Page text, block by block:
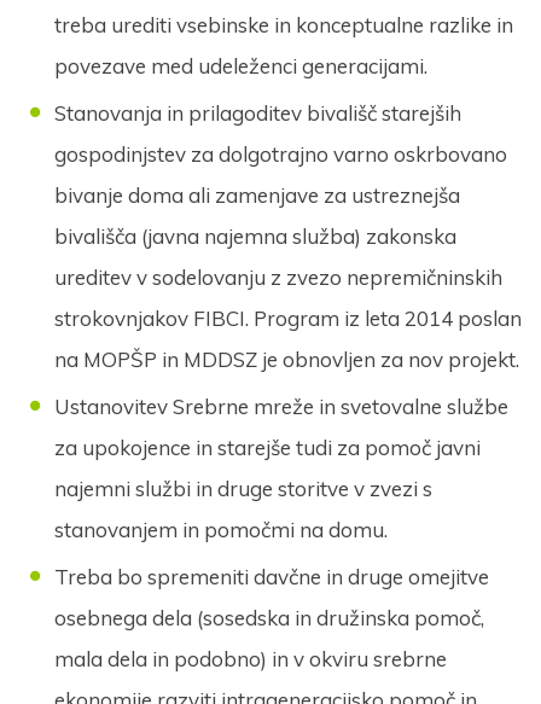
treba urediti vsebinske in konceptualne razlike in
povezave med udeleženci generacijami.
Stanovanja in prilagoditev bivališč starejših
gospodinjstev za dolgotrajno varno oskrbovano
bivanje doma ali zamenjave za ustreznejša
bivališča (javna najemna služba) zakonska
ureditev v sodelovanju z zvezo nepremičninskih
strokovnjakov FIBCI. Program iz leta 2014 poslan
na MOPŠP in MDDSZ je obnovljen za nov projekt.
Ustanovitev Srebrne mreže in svetovalne službe
za upokojence in starejše tudi za pomoč javni
najemni službi in druge storitve v zvezi s
stanovanjem in pomočmi na domu.
Treba bo spremeniti davčne in druge omejitve
osebnega dela (sosedska in družinska pomoč,
mala dela in podobno) in v okviru srebrne